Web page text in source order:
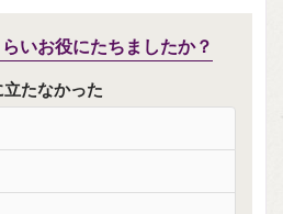
いお役にたちましたか？
たなかった